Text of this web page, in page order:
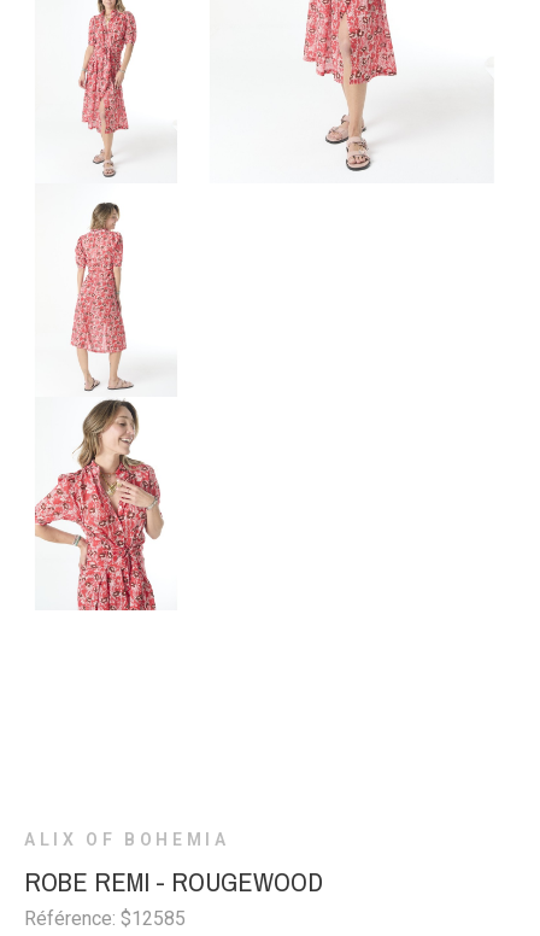
ALIX OF BOHEMIA
ROBE REMI - ROUGEWOOD
Référence: $12585